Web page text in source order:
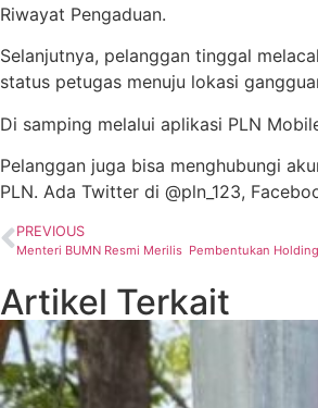
Riwayat Pengaduan.
Selanjutnya, pelanggan tinggal
status petugas menuju lokasi
Di samping melalui aplikasi PLN
Pelanggan juga bisa menghubungi
PLN. Ada Twitter di @pln_123,
PREVIOUS
Menteri BUMN Resmi Merilis Pembentukan
Artikel Terkait